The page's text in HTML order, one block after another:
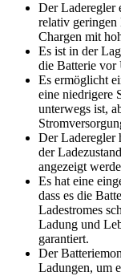
Der Laderegler‌
relativ geringen
Chargen mit
Es ist in der
die Batterie vor
Es⁤ ermöglicht
eine niedrigere
unterwegs ist,
Der Laderegler
der
angezeigt
Es hat eine⁣
dass es die
Ladestromes
Ladung und
garantiert.
Der
Ladungen, um